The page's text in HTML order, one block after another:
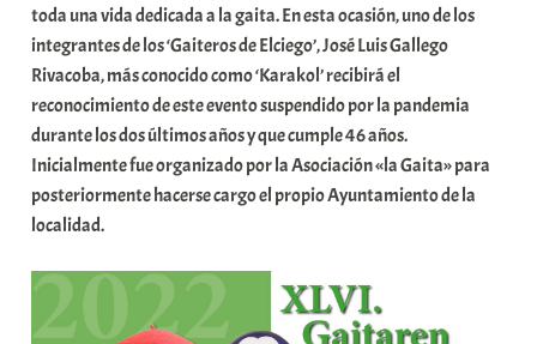
r
i
o
x
a
K
o
toda una vida dedicada a la gaita. En esta ocasión, uno de los
integrantes de los ‘Gaiteros de Elciego’, José Luis Gallego
Rivacoba, más conocido como ‘Karakol’ recibirá el
reconocimiento de este evento suspendido por la pandemia
durante los dos últimos años y que cumple 46 años.
Inicialmente fue organizado por la Asociación «la Gaita» para
posteriormente hacerse cargo el propio Ayuntamiento de la
localidad.